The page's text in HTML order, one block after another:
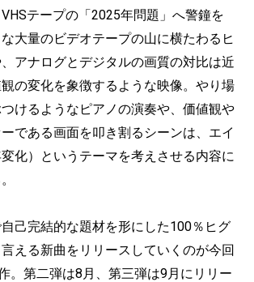
テープの「2025年問題」へ警鐘を
大量のビデオテープの山に横たわるヒ
アナログとデジタルの画質の対比は近
の変化を象徴するような映像。やり場
けるようなピアノの演奏や、価値観や
である画面を叩き割るシーンは、エイ
化）というテーマを考えさせる内容に
己完結的な題材を形にした100％ヒグ
える新曲をリリースしていくのが今回
。第二弾は8月、第三弾は9月にリリー